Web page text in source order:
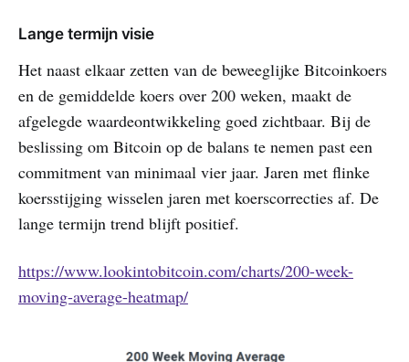
Lange termijn visie
Het naast elkaar zetten van de beweeglijke Bitcoinkoers
en de gemiddelde koers over 200 weken, maakt de
afgelegde waardeontwikkeling goed zichtbaar. Bij de
beslissing om Bitcoin op de balans te nemen past een
commitment van minimaal vier jaar. Jaren met flinke
koersstijging wisselen jaren met koerscorrecties af. De
lange termijn trend blijft positief.
https://www.lookintobitcoin.com/charts/200-week-
moving-average-heatmap/